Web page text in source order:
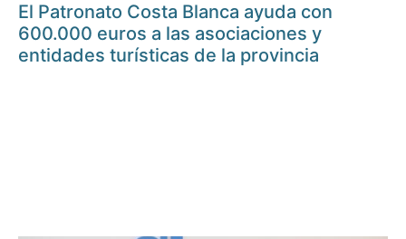
El Patronato Costa Blanca ayuda con
600.000 euros a las asociaciones y
entidades turísticas de la provincia